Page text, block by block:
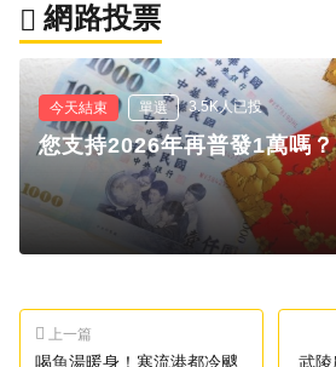
網路投票
今天結束 單選 3.5K人已投
您支持2026年再普發1萬嗎？
上一篇
喝魚湯暖身！寒流港都冷颼
武陵